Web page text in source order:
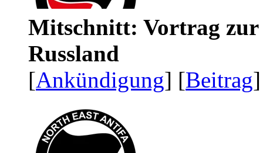
Mitschnitt: Vortrag zur
Russland
[Ankündigung] [Beitrag